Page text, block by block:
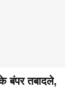
बंपर तबादले,